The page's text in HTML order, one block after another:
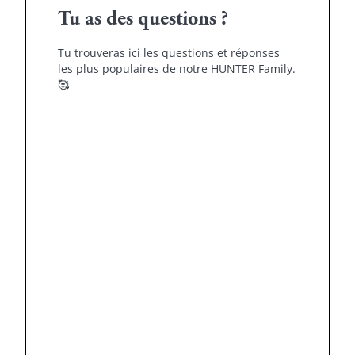
Tu as des questions ?
Tu trouveras ici les questions et réponses
les plus populaires de notre HUNTER Family.
🥰